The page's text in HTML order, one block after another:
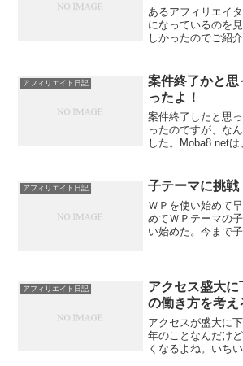
あるアフィリエイ
になっているのを
しかったのでご紹
グで（一方的に）
いたんですよね。
アフィリエイト日記
案件終了かと
ったよ！
案件終了したと思
ったのですが、な
した。Moba8.net
なんかさあ、使い
アフィリエイト日記 子テーマに挑戦
ＷＰを使い始めて
めてＷＰテーマの
い始めた。今まで
るようになるわけ
アフィリエイト日記
アクセス盛大
の働き方を考え
アクセスが盛大に
年のことなんだけ
くなるよね。いち